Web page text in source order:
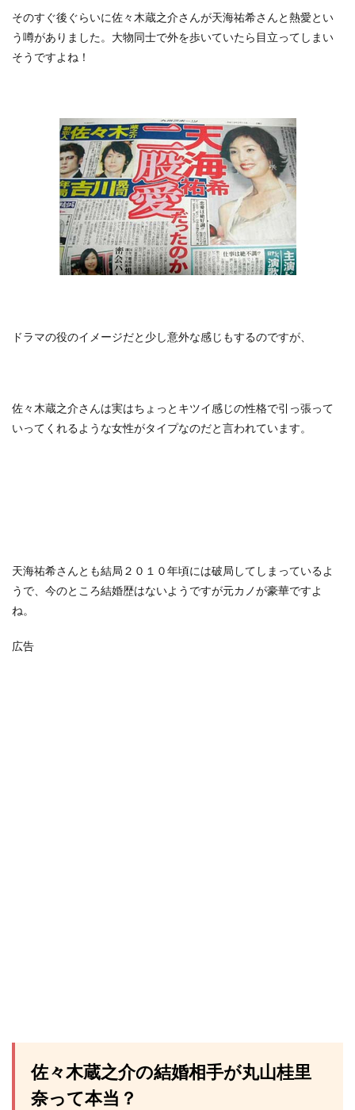
そのすぐ後ぐらいに佐々木蔵之介さんが天海祐希さんと熱愛とい
う噂がありました。大物同士で外を歩いていたら目立ってしまい
そうですよね！
ドラマの役のイメージだと少し意外な感じもするのですが、
佐々木蔵之介さんは実はちょっとキツイ感じの性格で引っ張って
いってくれるような女性がタイプなのだと言われています。
天海祐希さんとも結局２０１０年頃には破局してしまっているよ
うで、今のところ結婚歴はないようですが元カノが豪華ですよ
ね。
広告
佐々木蔵之介の結婚相手が丸山桂里
奈って本当？